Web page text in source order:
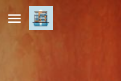
B & B Arcobaleno